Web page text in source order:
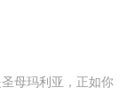
母玛利亚，正如你